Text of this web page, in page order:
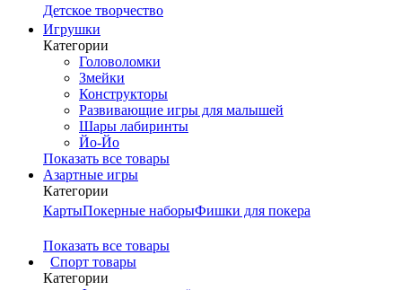
Детское творчество
Игрушки
Категории
Головоломки
Змейки
Конструкторы
Развивающие игры для малышей
Шары лабиринты
Йо-Йо
Показать все товары
Азартные игры
Категории
КартыПокерные наборыФишки для покера
Показать все товары
Cпорт товары
Категории